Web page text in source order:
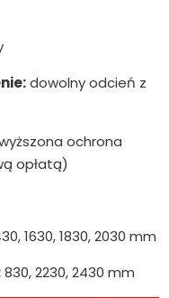
dowolny odcień z
ochrona
opłatą)
1630, 1830, 2030 mm
830, 2230, 2430 mm